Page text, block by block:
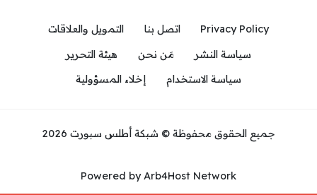
Privacy Policy اتصل بنا
التمويل والعلاقات
سياسة النشر
مَن نحن
هيئة التحرير
سياسة الاستخدام
إخلاء المسؤولية
جميع الحقوق محفوظة © شبكة أطلس سبورت 2026
Powered by Arb4Host Network